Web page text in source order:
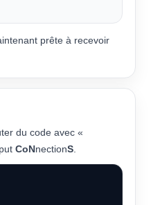
prête à recevoir
du code avec «
CoNnectionS